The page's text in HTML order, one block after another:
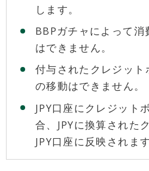
します。
BBPガチャによって消
はできません。
付与されたクレジッ
の移動はできません。
JPY口座にクレジット
合、JPYに換算された
JPY口座に反映されます